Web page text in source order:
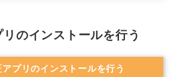
のインストールを行う
プリのインストールを行う